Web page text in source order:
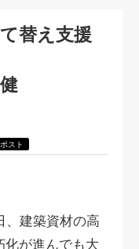
替え支援
スト
建築資材の高
化が進んでも大